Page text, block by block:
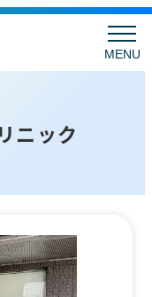
MENU
ニック